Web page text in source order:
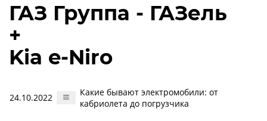
ГАЗ Группа - ГАЗель
+
Kia e-Niro
24.10.2022
Какие бывают электромобили: от
кабриолета до погрузчика